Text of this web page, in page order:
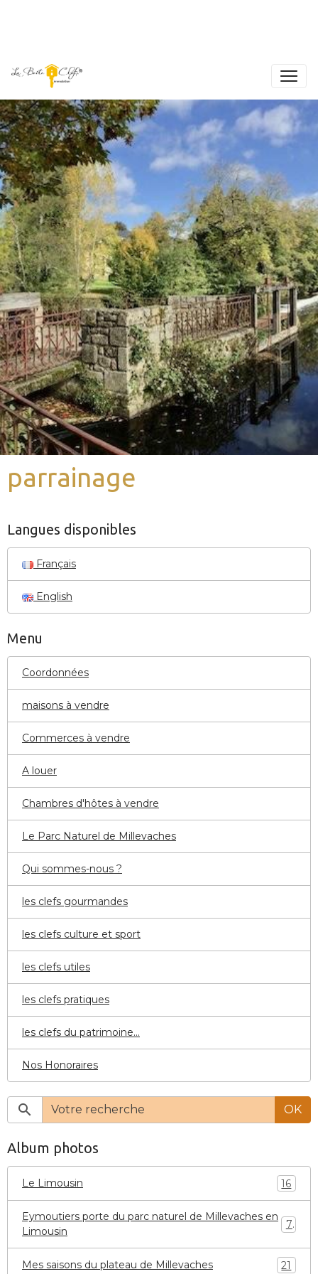
parrainage
Langues disponibles
Français
English
Menu
Coordonnées
maisons à vendre
Commerces à vendre
A louer
Chambres d'hôtes à vendre
Le Parc Naturel de Millevaches
Qui sommes-nous ?
les clefs gourmandes
les clefs culture et sport
les clefs utiles
les clefs pratiques
les clefs du patrimoine...
Nos Honoraires
OK
Album photos
Le Limousin 16
Eymoutiers porte du parc naturel de Millevaches en
Limousin
7
Mes saisons du plateau de Millevaches 21